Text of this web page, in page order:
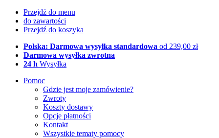
Przejdź do menu
do zawartości
Przejdź do koszyka
Polska: Darmowa wysyłka standardowa od 239,00 zł
Darmowa wysyłka zwrotna
24 h Wysyłka
Pomoc
Gdzie jest moje zamówienie?
Zwroty
Koszty dostawy
Opcje płatności
Kontakt
Wszystkie tematy pomocy